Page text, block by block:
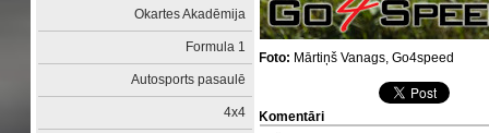
Okartes Akadēmija
Formula 1
Autosports pasaulē
4x4
Foto: Mārtiņš Vanags, Go4speed
Komentāri